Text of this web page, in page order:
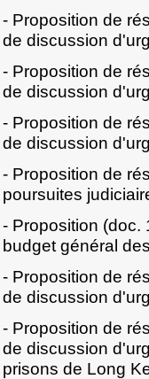
- Proposition de
de discussion
- Proposition de
de discussion
- Proposition de
de discussion
- Proposition de
poursuites
- Proposition (doc.
budget général
- Proposition de
de discussion
- Proposition de
de discussion
prisons de Long